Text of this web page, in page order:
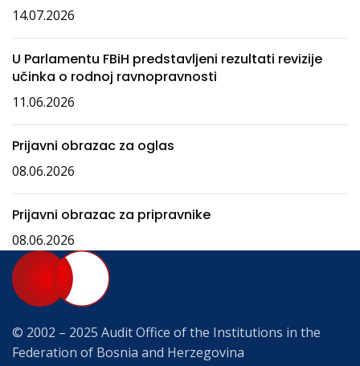
14.07.2026
U Parlamentu FBiH predstavljeni rezultati revizije
učinka o rodnoj ravnopravnosti
11.06.2026
Prijavni obrazac za oglas
08.06.2026
Prijavni obrazac za pripravnike
08.06.2026
© 2002 – 2025 Audit Office of the Institutions in the
Federation of Bosnia and Herzegovina